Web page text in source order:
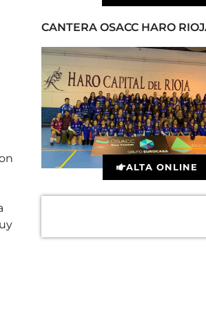
CANTERA OSACC HARO
ALTA ONLINE